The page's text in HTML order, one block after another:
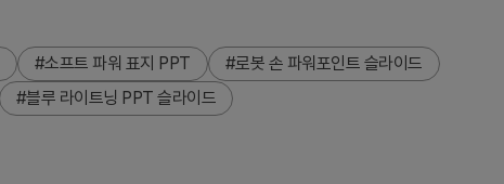
#소프트 파워 표지 PPT
#로봇 손 파워포인트 슬라이드
#블루 라이트닝 PPT 슬라이드